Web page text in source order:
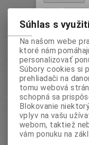
Farby
Súhlas s
Na našom webe
ktoré nám
personalizovať
Súbory cookies si
prehliadači na
tomu webová
schopná sa
Blokovanie
vplyv na vašu
webom, taktiež
vám ponuku na